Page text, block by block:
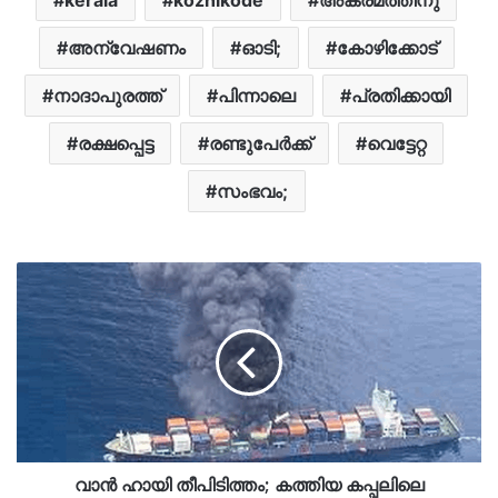
അന്വേഷണം ഓടി; കോഴിക്കോട്
നാദാപുരത്ത് പിന്നാലെ പ്രതിക്കായി
രക്ഷപ്പെട്ട രണ്ടുപേര്‍ക്ക് വെട്ടേറ്റ
സംഭവം;
വാൻ ഹായി തീപിടിത്തം; കത്തിയ കപ്പലിലെ